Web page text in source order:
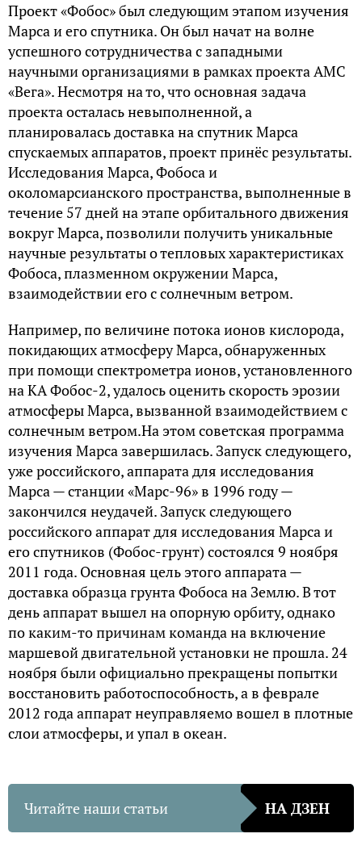
Проект «Фобос» был следующим этапом изучения
Марса и его спутника. Он был начат на волне
успешного сотрудничества с западными
научными организациями в рамках проекта АМС
«Вега». Несмотря на то, что основная задача
проекта осталась невыполненной, а
планировалась доставка на спутник Марса
спускаемых аппаратов, проект принёс результаты.
Исследования Марса, Фобоса и
околомарсианского пространства, выполненные в
течение 57 дней на этапе орбитального движения
вокруг Марса, позволили получить уникальные
научные результаты о тепловых характеристиках
Фобоса, плазменном окружении Марса,
взаимодействии его с солнечным ветром.
Например, по величине потока ионов кислорода,
покидающих атмосферу Марса, обнаруженных
при помощи спектрометра ионов, установленного
на КА Фобос-2, удалось оценить скорость эрозии
атмосферы Марса, вызванной взаимодействием с
солнечным ветром.На этом советская программа
изучения Марса завершилась. Запуск следующего,
уже российского, аппарата для исследования
Марса — станции «Марс-96» в 1996 году —
закончился неудачей. Запуск следующего
российского аппарат для исследования Марса и
его спутников (Фобос-грунт) состоялся 9 ноября
2011 года. Основная цель этого аппарата —
доставка образца грунта Фобоса на Землю. В тот
день аппарат вышел на опорную орбиту, однако
по каким-то причинам команда на включение
маршевой двигательной установки не прошла. 24
ноября были официально прекращены попытки
восстановить работоспособность, а в феврале
2012 года аппарат неуправляемо вошел в плотные
слои атмосферы, и упал в океан.
Читайте наши статьи НА ДЗЕН